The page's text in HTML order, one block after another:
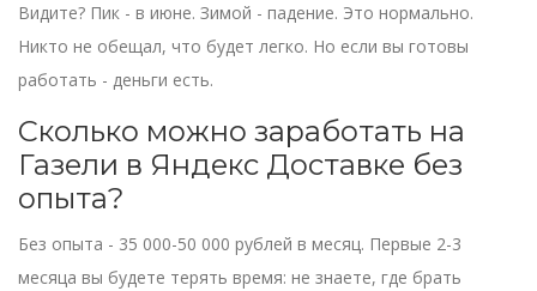
Видите? Пик - в июне. Зимой - падение. Это нормально.
Никто не обещал, что будет легко. Но если вы готовы
работать - деньги есть.
Сколько можно заработать на
Газели в Яндекс Доставке без
опыта?
Без опыта - 35 000-50 000 рублей в месяц. Первые 2-3
месяца вы будете терять время: не знаете, где брать